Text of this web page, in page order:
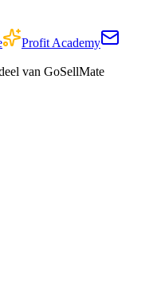
Profit Academy
van GoSellMate